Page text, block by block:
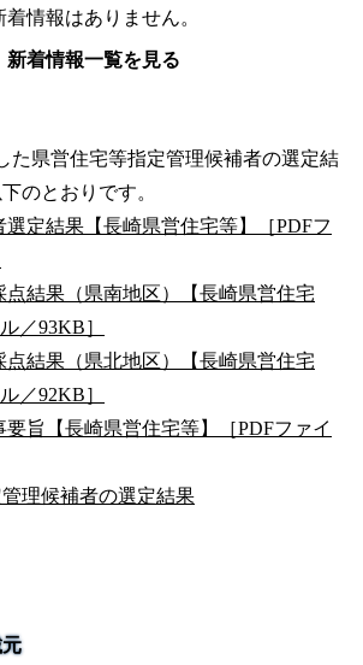
着情報はありません。
新着情報一覧を見る
た県営住宅等指定管理候補者の選定結
のとおりです。
選定結果【長崎県営住宅等】［PDFフ
点結果（県南地区）【長崎県営住宅
／93KB］
点結果（県北地区）【長崎県営住宅
／92KB］
要旨【長崎県営住宅等】［PDFファイ
理候補者の選定結果